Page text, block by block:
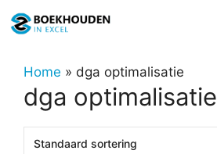
naar
inhoudHome » dga optimalisatie
dga optimalisatie